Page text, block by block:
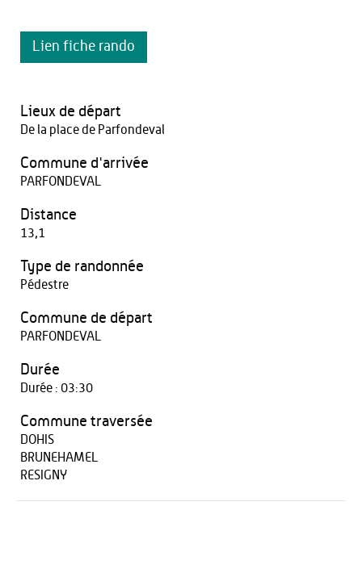
Lien fiche rando
Lieux de départ
De la place de Parfondeval
Commune d'arrivée
PARFONDEVAL
Distance
13,1
Type de randonnée
Pédestre
Commune de départ
PARFONDEVAL
Durée
Durée : 03:30
Commune traversée
DOHIS
BRUNEHAMEL
RESIGNY